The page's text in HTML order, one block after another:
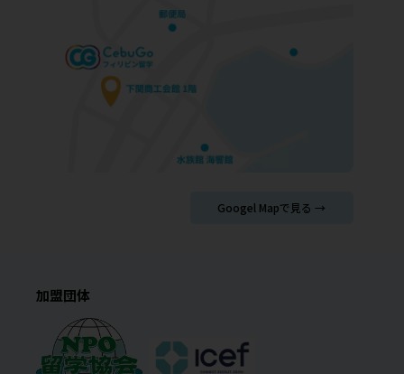
Googel Mapで見る →
加盟団体